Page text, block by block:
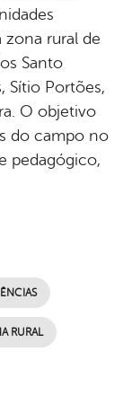
zona rural de
Santo
Sítio Portões,
O objetivo
do campo no
pedagógico,
RURAL